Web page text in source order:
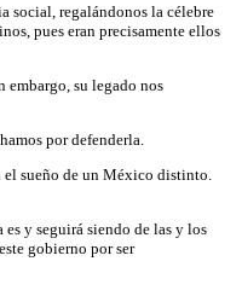
social, regalándonos la célebre
pues eran precisamente ellos
embargo, su legado nos
por defenderla.
sueño de un México distinto.
y seguirá siendo de las y los
gobierno por ser